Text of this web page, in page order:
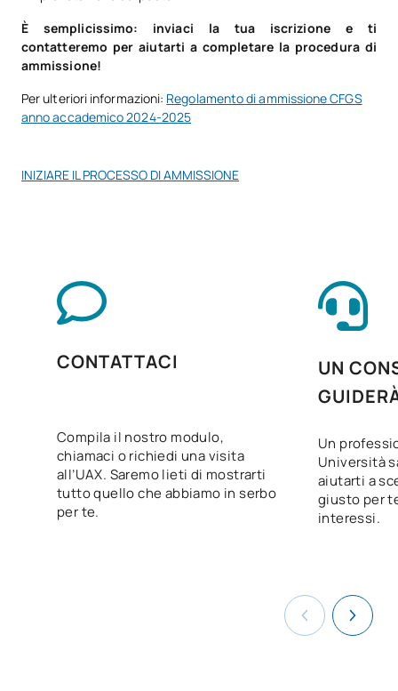
V0230612
Trattamenti estetici
completi
OB 8
V0230613 Inglese professionale OB 5
l'occupabilità II
V0230616
La sostenibilità applicata al
sistema produttivo
Progetto Intermodular per
5
V0230619 FFE1 0
TOTALE: 54
ECTS
È semplicissimo: inviaci la tua iscrizione e ti
contatteremo per aiutarti a completare la procedura di
ammissione!
Per ulteriori informazioni: Regolamento di ammissione CFGS
anno accademico 2024-2025
INIZIARE IL PROCESSO DI AMMISSIONE
CONTATTACI
Compila il nostro modulo,
chiamaci o richiedi una visita
all’UAX. Saremo lieti di mostrarti
tutto quello che abbiamo in serbo
per te.
UN
Un
Università
aiutarti a
giusto per
interessi.